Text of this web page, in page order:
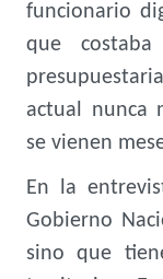
funcionario
que
actual nunca
se vienen
En la
Gobierno
sino que